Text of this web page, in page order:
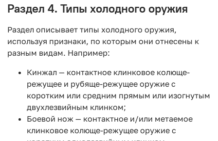
Раздел 4. Типы холодного оружия
Раздел описывает типы холодного оружия,
используя признаки, по которым они отнесены к
разным видам. Например:
Кинжал — контактное клинковое колюще-
режущее и рубяще-режущее оружие с
коротким или средним прямым или изогнутым
двухлезвийным клинком;
Боевой нож — контактное и/или метаемое
клинковое колюще-режущее оружие с